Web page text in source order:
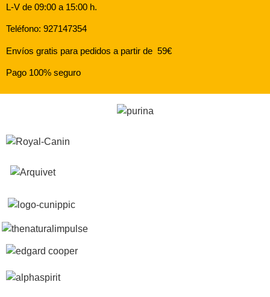
L-V de 09:00 a 15:00 h.
Teléfono: 927147354
Envíos gratis para pedidos a partir de 59€
Pago 100% seguro